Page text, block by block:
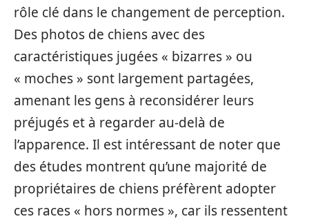
rôle clé dans le changement de perception.
Des photos de chiens avec des
caractéristiques jugées « bizarres » ou
« moches » sont largement partagées,
amenant les gens à reconsidérer leurs
préjugés et à regarder au-delà de
l’apparence. Il est intéressant de noter que
des études montrent qu’une majorité de
propriétaires de chiens préfèrent adopter
ces races « hors normes », car ils ressentent